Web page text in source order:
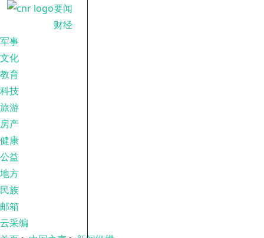
要闻
财经
军事
文化
教育
科技
旅游
房产
健康
公益
地方
民族
邮箱
云采编